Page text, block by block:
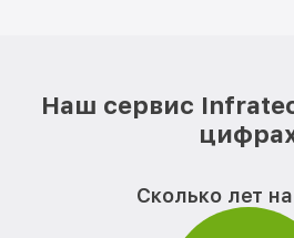
Наш сервис
Сколько лет